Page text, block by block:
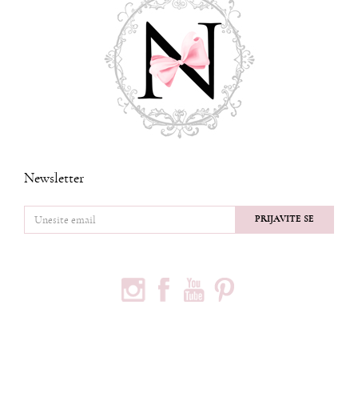
Newsletter
PRIJAVITE SE